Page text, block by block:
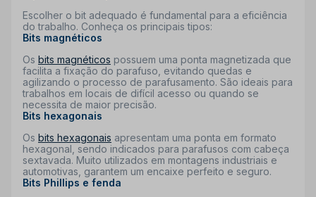
Escolher o bit adequado é fundamental para a eficiência
do trabalho. Conheça os principais tipos:
Bits magnéticos
Os bits magnéticos possuem uma ponta magnetizada que
facilita a fixação do parafuso, evitando quedas e
agilizando o processo de parafusamento. São ideais para
trabalhos em locais de difícil acesso ou quando se
necessita de maior precisão.
Bits hexagonais
Os bits hexagonais apresentam uma ponta em formato
hexagonal, sendo indicados para parafusos com cabeça
sextavada. Muito utilizados em montagens industriais e
automotivas, garantem um encaixe perfeito e seguro.
Bits Phillips e fenda